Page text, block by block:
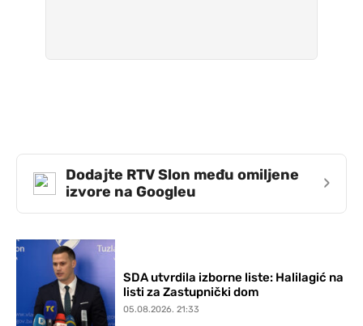
Dodajte RTV Slon među omiljene
izvore na Googleu
›
SDA utvrdila izborne liste: Halilagić na
listi za Zastupnički dom
05.08.2026. 21:33